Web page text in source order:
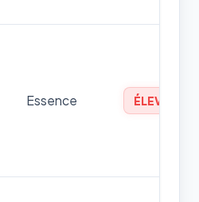
Essence ÉLEVÉ